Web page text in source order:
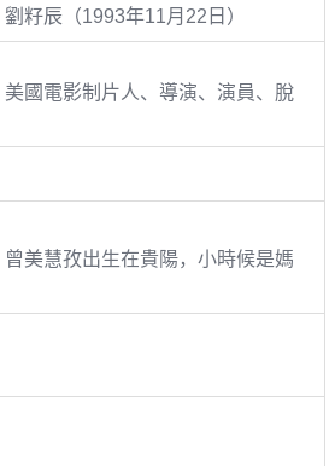
籽辰（1993年11月22日）
國電影制片人、導演、演員、脫
美慧孜出生在貴陽，小時候是媽